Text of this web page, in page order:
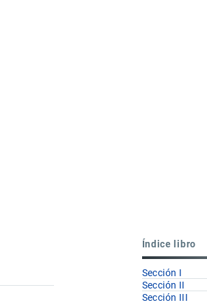
Índice libro
Sección I
Sección II
Sección III